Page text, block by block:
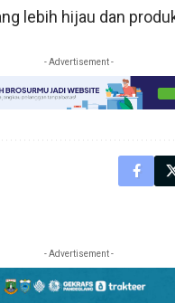
lebih hijau dan
- Advertisement -
- Advertisement -